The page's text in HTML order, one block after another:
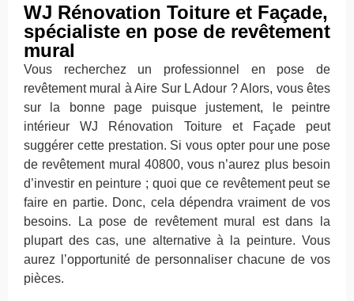
WJ Rénovation Toiture et Façade,
spécialiste en pose de revêtement
mural
Vous recherchez un professionnel en pose de
revêtement mural à Aire Sur L Adour ? Alors, vous êtes
sur la bonne page puisque justement, le peintre
intérieur WJ Rénovation Toiture et Façade peut
suggérer cette prestation. Si vous opter pour une pose
de revêtement mural 40800, vous n’aurez plus besoin
d’investir en peinture ; quoi que ce revêtement peut se
faire en partie. Donc, cela dépendra vraiment de vos
besoins. La pose de revêtement mural est dans la
plupart des cas, une alternative à la peinture. Vous
aurez l’opportunité de personnaliser chacune de vos
pièces.